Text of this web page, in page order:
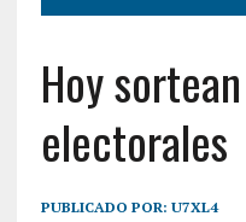
Hoy
electorales
PUBLICADO POR: U7XL4